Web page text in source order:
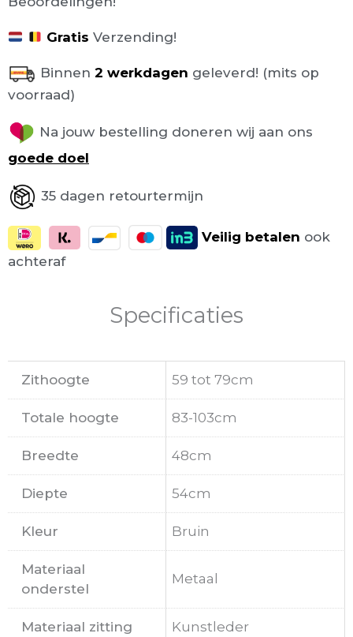
Gratis Verzending!
Binnen 2 werkdagen geleverd! (mits op
voorraad)
Na jouw bestelling doneren wij aan ons
goede doel
35 dagen retourtermijn
Veilig betalen ook
achteraf
Specificaties
Zithoogte 59 tot 79cm
Totale hoogte 83-103cm
Breedte 48cm
Diepte 54cm
Kleur Bruin
Materiaal
onderstel
Metaal
Materiaal zitting Kunstleder